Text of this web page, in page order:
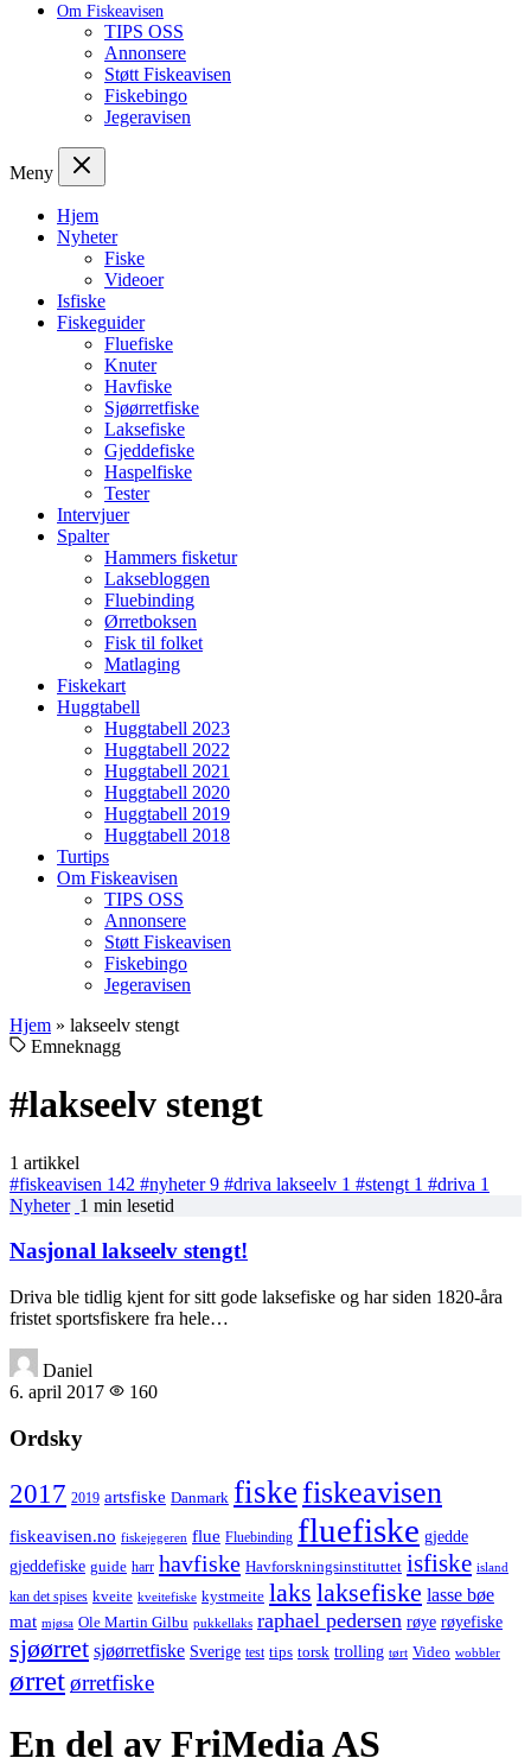
Om Fiskeavisen
TIPS OSS
Annonsere
Støtt Fiskeavisen
Fiskebingo
Jegeravisen
Meny
Hjem
Nyheter
Fiske
Videoer
Isfiske
Fiskeguider
Fluefiske
Knuter
Havfiske
Sjøørretfiske
Laksefiske
Gjeddefiske
Haspelfiske
Tester
Intervjuer
Spalter
Hammers fisketur
Laksebloggen
Fluebinding
Ørretboksen
Fisk til folket
Matlaging
Fiskekart
Huggtabell
Huggtabell 2023
Huggtabell 2022
Huggtabell 2021
Huggtabell 2020
Huggtabell 2019
Huggtabell 2018
Turtips
Om Fiskeavisen
TIPS OSS
Annonsere
Støtt Fiskeavisen
Fiskebingo
Jegeravisen
Hjem » lakseelv stengt
Emneknagg
#lakseelv stengt
1 artikkel
#fiskeavisen 142 #nyheter9 #driva lakseelv 1 #stengt 1 #driva 1
Nyheter 1 min lesetid
Nasjonal lakseelv stengt!
Driva ble tidlig kjent for sitt gode laksefiske og har siden 1820-åra
fristet sportsfiskere fra hele…
Daniel
6. april 2017
160
Ordsky
2017 2019 artsfiske Danmark fiskefiskeavisen
fiskeavisen.no fiskejegeren flue Fluebinding fluefiske gjedde
gjeddefiske guide harr havfiske Havforskningsinstituttet isfiske island
kan det spises kveite kveitefiske kystmeite laks laksefiske lasse bøe
mat mjøsa Ole Martin Gilbu pukkellaks raphael pedersen røye røyefiske
sjøørret sjøørretfiske Sverige test tips torsk trolling tørt Video wobbler
ørretørretfiske
En del av FriMedia AS